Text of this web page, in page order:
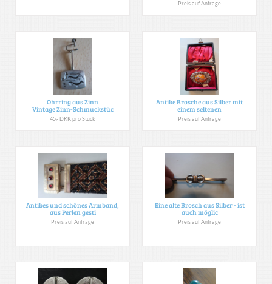
Preis auf Anfrage
Ohrring aus Zinn
Vintage Zinn-Schmuckstüc
45,- DKK pro Stück
Antike Brosche aus Silber mit
einem seltenen
Preis auf Anfrage
Antikes und schönes Armband,
aus Perlen gesti
Preis auf Anfrage
Eine alte Brosch aus Silber - ist
auch möglic
Preis auf Anfrage